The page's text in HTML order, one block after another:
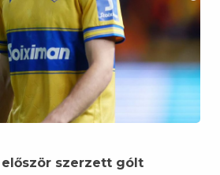
először szerzett gólt